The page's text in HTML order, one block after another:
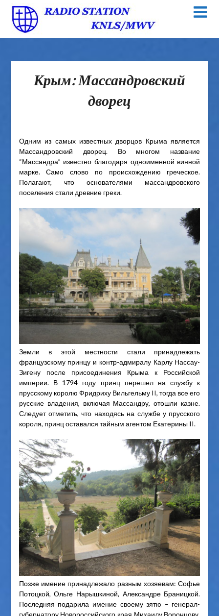
Крым: Массандровский
дворец
Одним из самых известных дворцов Крыма является
Массандровский дворец. Во многом название
“Массандра” известно благодаря одноименной винной
марке. Само слово по происхождению греческое.
Полагают, что основателями массандровского
поселения стали древние греки.
Земли в этой местности стали принадлежать
французскому принцу и контр-адмиралу Карлу Нассау-
Зигену после присоединения Крыма к Российской
империи. В 1794 году принц перешел на службу к
прусскому королю Фридриху Вильгельму II, тогда все его
русские владения, включая Массандру, отошли казне.
Следует отметить, что находясь на службе у прусского
короля, принц оставался тайным агентом Екатерины II.
Позже имение принадлежало разным хозяевам: Софье
Потоцкой, Ольге Нарышкиной, Александре Браницкой.
Последняя подарила имение своему зятю – генерал-
губернатору Новороссийского края Михаилу Воронцову.